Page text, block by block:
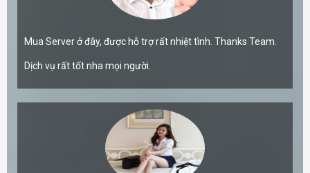
Mua Server ở đây, được hỗ trợ rất nhiệt tình. Thanks Team.
Dịch vụ rất tốt nha mọi người.